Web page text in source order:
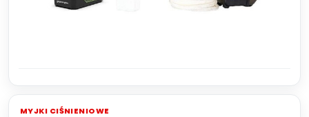
MYJKI CIŚNIENIOWE